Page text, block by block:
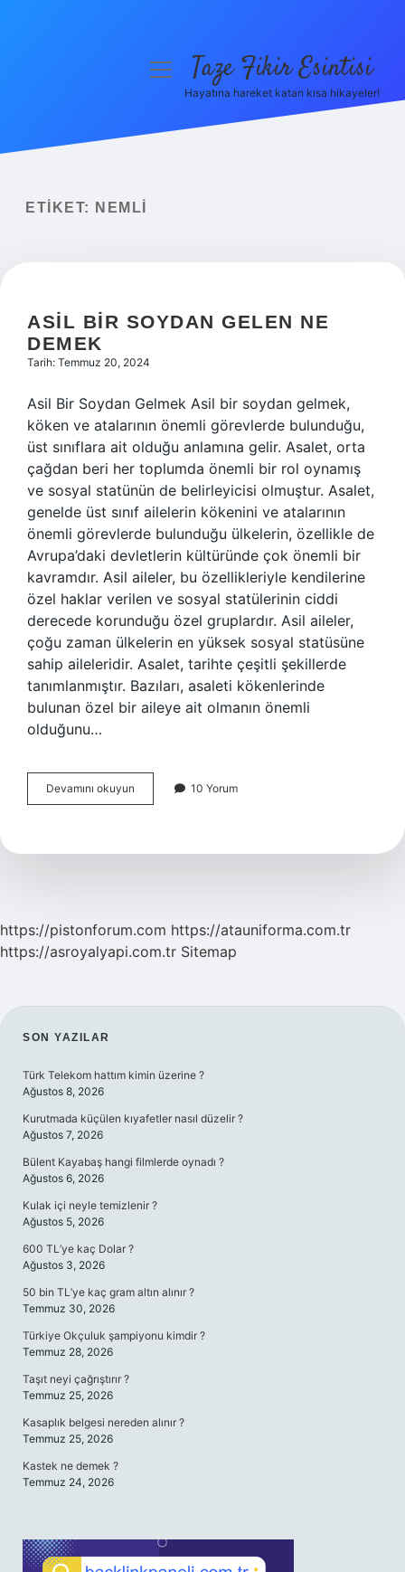
Yasal Uyarı
menüyüTaze Fikir Esintisi
Hayatına hareket katan kısa hikayeler!
ETIKET: NEMLI
ASIL BIR SOYDAN GELEN NE
DEMEK
Tarih: Temmuz 20, 2024
Asil Bir Soydan Gelmek Asil bir soydan gelmek,
köken ve atalarının önemli görevlerde bulunduğu,
üst sınıflara ait olduğu anlamına gelir. Asalet, orta
çağdan beri her toplumda önemli bir rol oynamış
ve sosyal statünün de belirleyicisi olmuştur. Asalet,
genelde üst sınıf ailelerin kökenini ve atalarının
önemli görevlerde bulunduğu ülkelerin, özellikle de
Avrupa’daki devletlerin kültüründe çok önemli bir
kavramdır. Asil aileler, bu özellikleriyle kendilerine
özel haklar verilen ve sosyal statülerinin ciddi
derecede korunduğu özel gruplardır. Asil aileler,
çoğu zaman ülkelerin en yüksek sosyal statüsüne
sahip aileleridir. Asalet, tarihte çeşitli şekillerde
tanımlanmıştır. Bazıları, asaleti kökenlerinde
bulunan özel bir aileye ait olmanın önemli
olduğunu…
Devamını okuyun
bir
ne
10 Yorum
https://pistonforum.com https://atauniforma.com.tr
https://asroyalyapi.com.tr Sitemap
SIDEBAR
SON YAZILAR
Türk Telekom hattım kimin üzerine ?
Ağustos 8, 2026
Kurutmada küçülen kıyafetler nasıl düzelir ?
Ağustos 7, 2026
Bülent Kayabaş hangi filmlerde oynadı ?
Ağustos 6, 2026
Kulak içi neyle temizlenir ?
Ağustos 5, 2026
600 TL’ye kaç Dolar ?
Ağustos 3, 2026
50 bin TL’ye kaç gram altın alınır ?
Temmuz 30, 2026
Türkiye Okçuluk şampiyonu kimdir ?
Temmuz 28, 2026
Taşıt neyi çağrıştırır ?
Temmuz 25, 2026
Kasaplık belgesi nereden alınır ?
Temmuz 25, 2026
Kastek ne demek ?
Temmuz 24, 2026